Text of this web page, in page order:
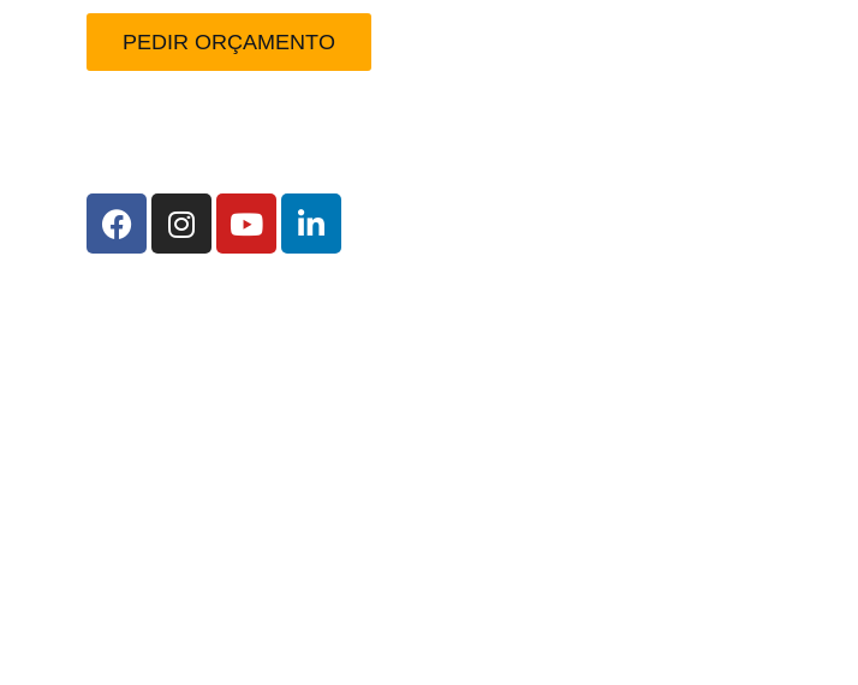
PEDIR ORÇAMENTO